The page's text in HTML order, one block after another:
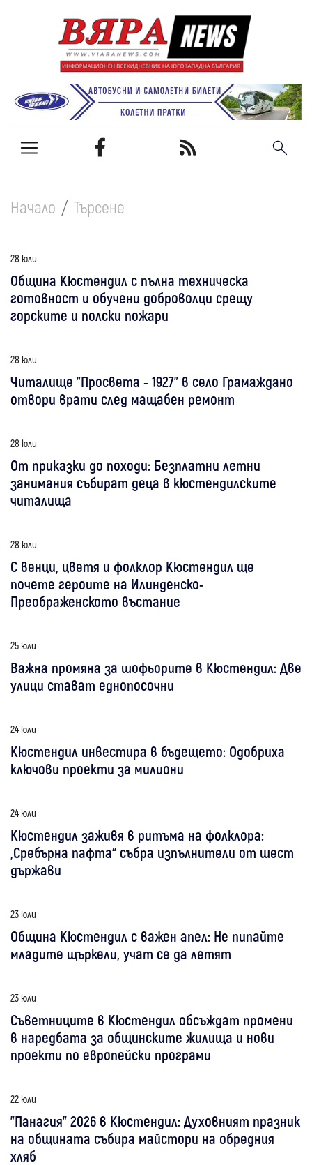
Начало Търсене
28 юли
Община Кюстендил с пълна техническа
готовност и обучени доброволци срещу
горските и полски пожари
28 юли
Читалище "Просвета - 1927" в село Грамаждано
отвори врати след мащабен ремонт
28 юли
От приказки до походи: Безплатни летни
занимания събират деца в кюстендилските
читалища
28 юли
С венци, цветя и фолклор Кюстендил ще
почете героите на Илинденско-
Преображенското въстание
25 юли
Важна промяна за шофьорите в Кюстендил: Две
улици стават еднопосочни
24 юли
Кюстендил инвестира в бъдещето: Одобриха
ключови проекти за милиони
24 юли
Кюстендил заживя в ритъма на фолклора:
„Сребърна пафта“ събра изпълнители от шест
държави
23 юли
Община Кюстендил с важен апел: Не пипайте
младите щъркели, учат се да летят
23 юли
Съветниците в Кюстендил обсъждат промени
в наредбата за общинските жилища и нови
проекти по европейски програми
22 юли
"Панагия" 2026 в Кюстендил: Духовният празник
на общината събира майстори на обредния
хляб